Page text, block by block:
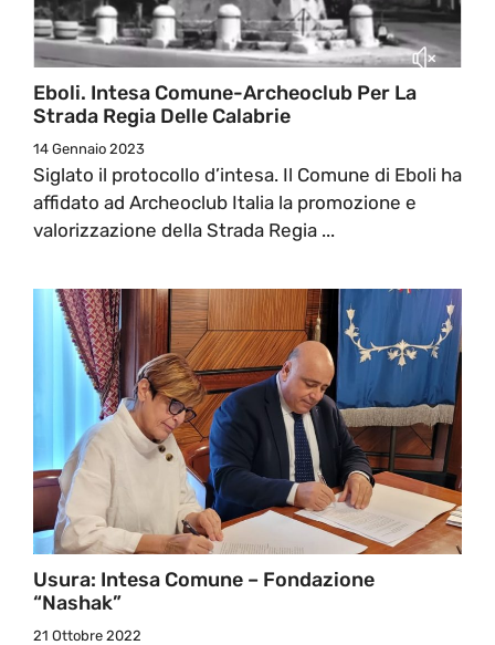
Eboli. Intesa Comune-Archeoclub Per La
Strada Regia Delle Calabrie
14 Gennaio 2023
Siglato il protocollo d’intesa. Il Comune di Eboli ha
affidato ad Archeoclub Italia la promozione e
valorizzazione della Strada Regia ...
Usura: Intesa Comune – Fondazione
“Nashak”
21 Ottobre 2022